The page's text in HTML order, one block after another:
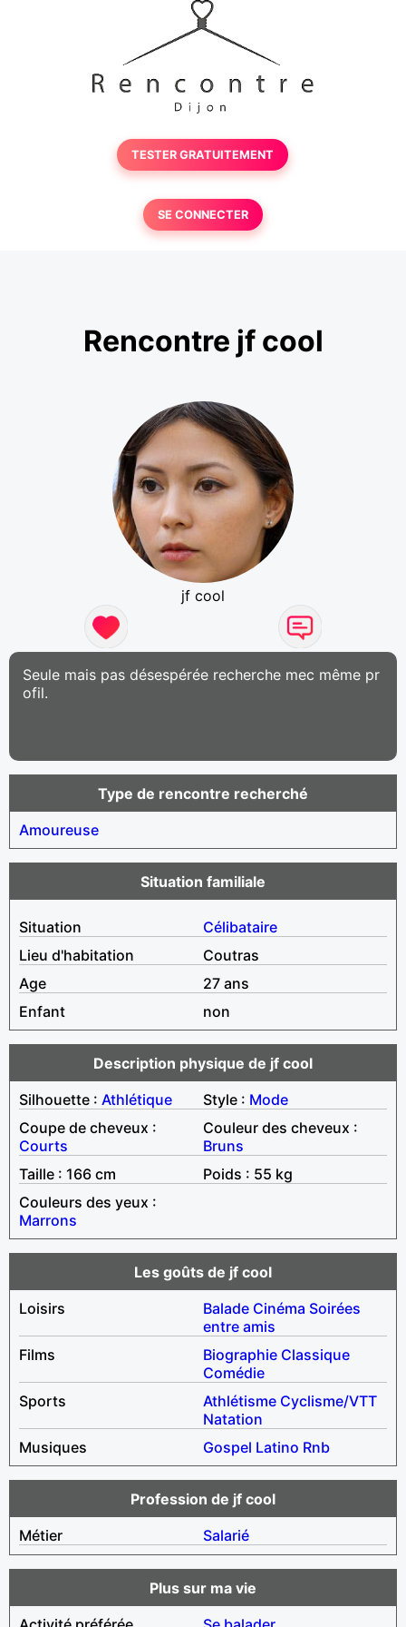
TESTER GRATUITEMENT
SE CONNECTER
Rencontre jf cool
jf cool
Seule mais pas désespérée recherche mec même pr
ofil.
Type de rencontre recherché
Amoureuse
Situation familiale
Situation
Célibataire
Lieu d'habitation
Coutras
Age
27 ans
Enfant
non
Description physique de jf cool
Silhouette : Athlétique Style : Mode
Coupe de cheveux :
Courts
Couleur des cheveux :
Bruns
Taille : 166 cm
Poids : 55 kg
Couleurs des yeux :
Marrons
Les goûts de jf cool
Loisirs
Balade Cinéma Soirées
entre amis
Films
Biographie Classique
Comédie
Sports
Athlétisme Cyclisme/VTT
Natation
Musiques
Gospel Latino Rnb
Profession de jf cool
Métier
Salarié
Plus sur ma vie